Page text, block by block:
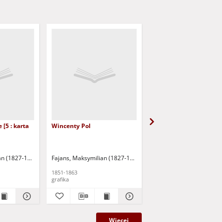
[5 : karta
(1827-1890)
Wincenty Pol
Fajans, Maksymilian (1827-1890)
1851-1863
grafika
Więcej